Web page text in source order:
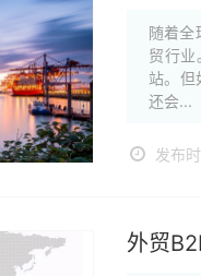
随着全
贸行业
站。但
还会...
发布
外贸